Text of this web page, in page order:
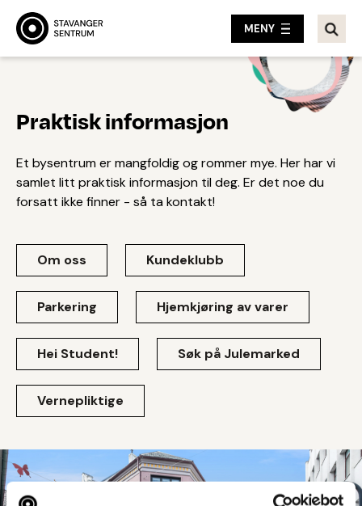
MENY
Praktisk informasjon
Et bysentrum er mangfoldig og rommer mye. Her har vi
samlet litt praktisk informasjon til deg. Er det noe du
forsatt ikke finner - så ta kontakt!
Om oss Kundeklubb
Parkering Hjemkjøring av varer
Hei Student! Søk på Julemarked
Vernepliktige